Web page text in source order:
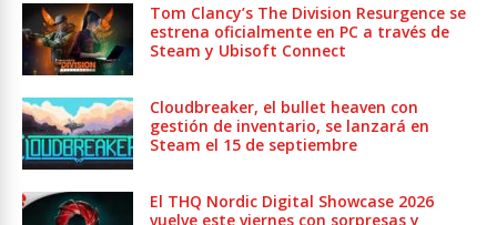
Tom Clancy’s The Division Resurgence se
estrena oficialmente en PC a través de
Steam y Ubisoft Connect
Cloudbreaker, el bullet heaven con
gestión de inventario, se lanzará en
Steam el 15 de septiembre
El THQ Nordic Digital Showcase 2026
vuelve este viernes con sorpresas y